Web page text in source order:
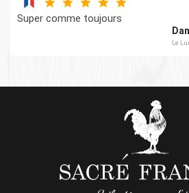
Super comme toujours
Le